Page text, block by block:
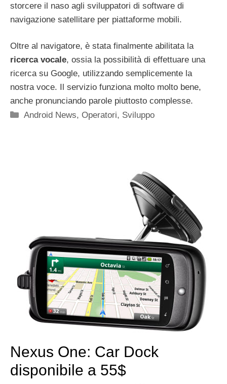
storcere il naso agli sviluppatori di software di
navigazione satellitare per piattaforme mobili.
Oltre al navigatore, è stata finalmente abilitata la
ricerca vocale, ossia la possibilità di effettuare una
ricerca su Google, utilizzando semplicemente la
nostra voce. Il servizio funziona molto molto bene,
anche pronunciando parole piuttosto complesse.
Categorie
Android News,Operatori, Sviluppo
Nexus One: Car Dock
disponibile a 55$